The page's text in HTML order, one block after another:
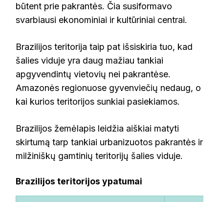
būtent prie pakrantės. Čia susiformavo
svarbiausi ekonominiai ir kultūriniai centrai.
Brazilijos teritorija taip pat išsiskiria tuo, kad
šalies viduje yra daug mažiau tankiai
apgyvendintų vietovių nei pakrantėse.
Amazonės regionuose gyvenviečių nedaug, o
kai kurios teritorijos sunkiai pasiekiamos.
Brazilijos žemėlapis leidžia aiškiai matyti
skirtumą tarp tankiai urbanizuotos pakrantės ir
milžiniškų gamtinių teritorijų šalies viduje.
Brazilijos teritorijos ypatumai